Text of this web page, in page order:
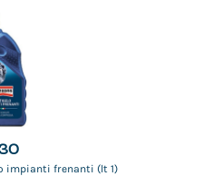
impianti frenanti (lt 1)